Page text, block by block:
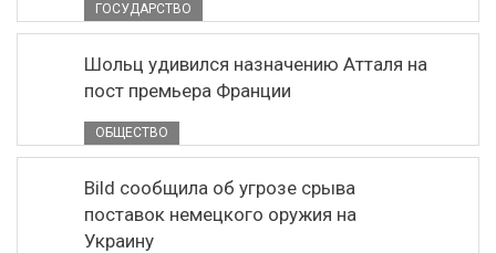
ГОСУДАРСТВО
Шольц удивился назначению Атталя на
пост премьера Франции
ОБЩЕСТВО
Bild сообщила об угрозе срыва
поставок немецкого оружия на
Украину